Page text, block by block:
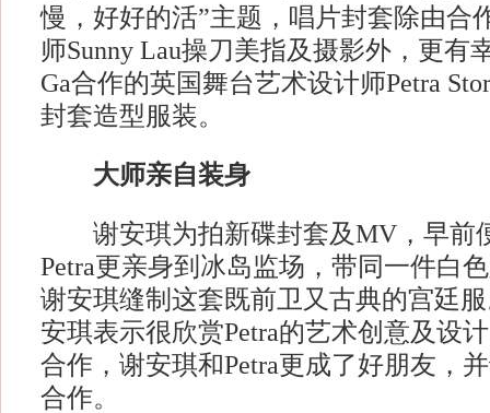
慢，好好的活”主题，唱片封套除由合
师Sunny Lau操刀美指及摄影外，更有
Ga合作的英国舞台艺术设计师Petra
封套造型服装。
大师亲自装身
谢安琪为拍新碟封套及MV，早前
Petra更亲身到冰岛监场，带同一件白
谢安琪缝制这套既前卫又古典的宫廷
安琪表示很欣赏Petra的艺术创意及设
合作，谢安琪和Petra更成了好朋友，
合作。